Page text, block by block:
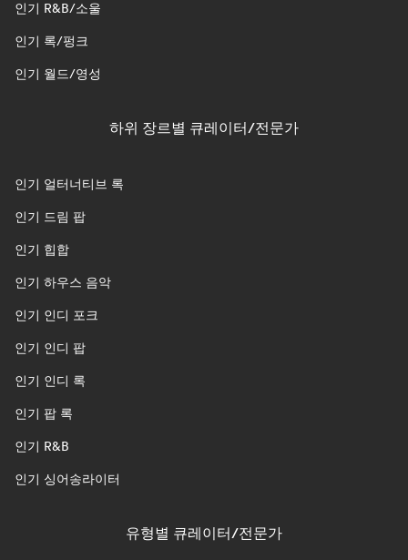
인기 R&B/소울
인기 록/펑크
인기 월드/영성
하위 장르별 큐레이터/전문가
인기 얼터너티브 록
인기 드림 팝
인기 힙합
인기 하우스 음악
인기 인디 포크
인기 인디 팝
인기 인디 록
인기 팝 록
인기 R&B
인기 싱어송라이터
유형별 큐레이터/전문가